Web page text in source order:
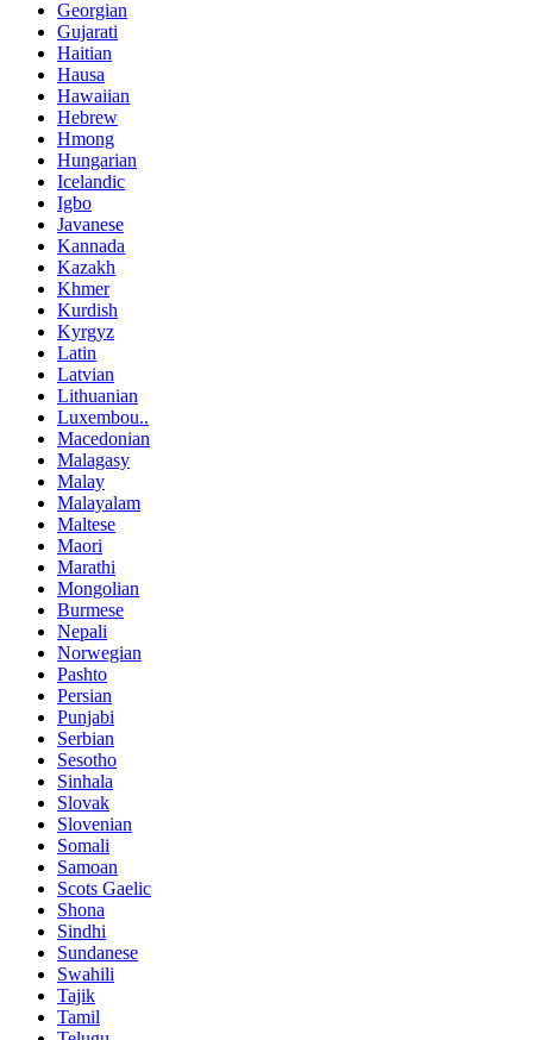
Georgian
Gujarati
Haitian
Hausa
Hawaiian
Hebrew
Hmong
Hungarian
Icelandic
Igbo
Javanese
Kannada
Kazakh
Khmer
Kurdish
Kyrgyz
Latin
Latvian
Lithuanian
Luxembou..
Macedonian
Malagasy
Malay
Malayalam
Maltese
Maori
Marathi
Mongolian
Burmese
Nepali
Norwegian
Pashto
Persian
Punjabi
Serbian
Sesotho
Sinhala
Slovak
Slovenian
Somali
Samoan
Scots Gaelic
Shona
Sindhi
Sundanese
Swahili
Tajik
Tamil